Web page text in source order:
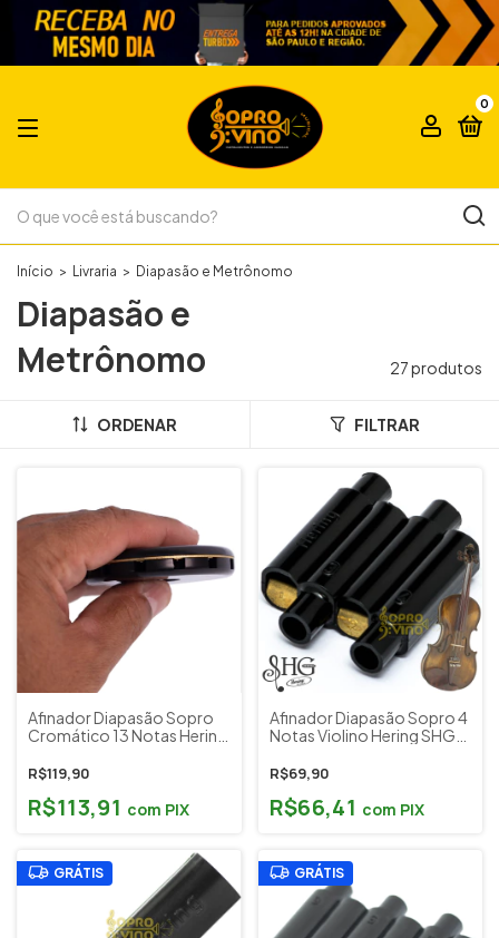
0
Início > Livraria > Diapasão e Metrônomo
Diapasão e
Metrônomo
27 produtos
ORDENAR FILTRAR
Afinador Diapasão Sopro
Cromático 13 Notas Hering
(Instrumentos de Cordas)
R$119,90
R$113,91 com PIX
Afinador Diapasão Sopro 4
Notas Violino Hering SHG
R$69,90
R$66,41 com PIX
GRÁTIS GRÁTIS